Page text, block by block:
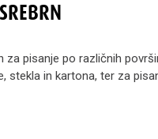
pisanje po različnih
stekla in kartona, ter za